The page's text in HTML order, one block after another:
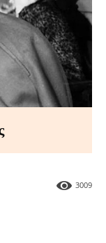
3009